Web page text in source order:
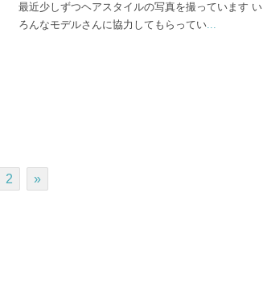
最近少しずつヘアスタイルの写真を撮っています い
ろんなモデルさんに協力してもらってい...
2 »